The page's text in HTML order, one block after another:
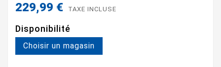
229,99 € TAXE INCLUSE
Disponibilité
Choisir un magasin